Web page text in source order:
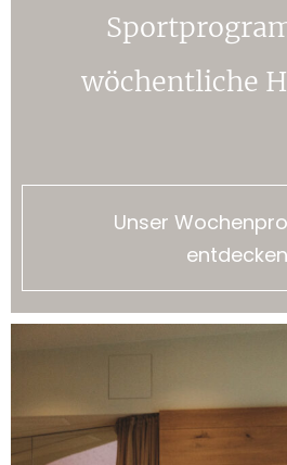
wöchentliche
Unser
entdecken